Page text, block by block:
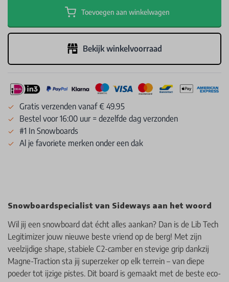
Toevoegen aan winkelwagen
Bekijk winkelvoorraad
Gratis verzenden vanaf € 49.95
Bestel voor 16:00 uur = dezelfde dag verzonden
#1 In Snowboards
Al je favoriete merken onder een dak
Snowboardspecialist van Sideways aan het woord
Wil jij een snowboard dat écht alles aankan? Dan is de Lib Tech
Legitimizer jouw nieuwe beste vriend op de berg! Met zijn
veelzijdige shape, stabiele C2-camber en stevige grip dankzij
Magne-Traction sta jij superzeker op elk terrein – van diepe
poeder tot ijzige pistes. Dit board is gemaakt met de beste eco-